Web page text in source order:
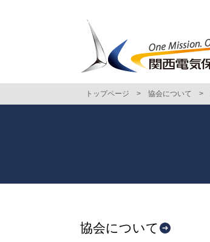
トップページ > 協会について >
協会について